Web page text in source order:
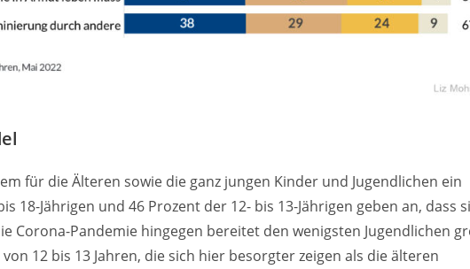
für die Älteren sowie die ganz jungen Kinder und Jugendlichen ein
18-Jährigen und 46 Prozent der 12- bis 13-Jährigen geben an, dass
Corona-Pandemie hingegen bereitet den wenigsten Jugendlichen
12 bis 13 Jahren, die sich hier besorgter zeigen als die älteren